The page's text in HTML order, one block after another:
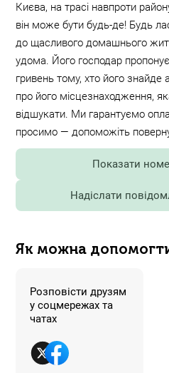
Києва, на трасі навпроти
він може бути будь-де! Будь
до щасливого домашнього
удома. Його господар
гривень тому, хто його
про його місцезнаходження,
відшукати. Ми гарантуємо
просимо — допоможіть
Показати
Надіслати
Як можна
Розповісти друзям
у соцмережах та
чатах